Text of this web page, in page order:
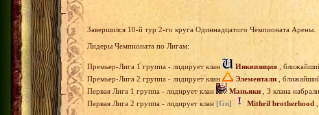
Завершился 10-й тур 2-го круга Одиннадцатого Чемпионата Арены.
Лидеры Чемпионата по Лигам:
Премьер-Лига 1 группа - лидирует клан Инквизиция ,
Премьер-Лига 2 группа - лидирует клан
Элементали ,
Первая Лига 1 группа - лидирует клан
Маньяки , 3 клана
Первая Лига 2 группа - лидирует клан [Gn] Mithril brotherhood,